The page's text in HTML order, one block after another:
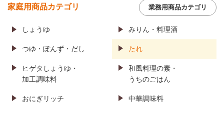
家庭用商品カテゴリ 業務用商品カテゴリ
しょうゆ みりん・料理酒
つゆ・ぽんず・だし たれ
ヒゲタしょうゆ・
加工調味料
和風料理の素・
うちのごはん
おにぎリッチ 中華調味料